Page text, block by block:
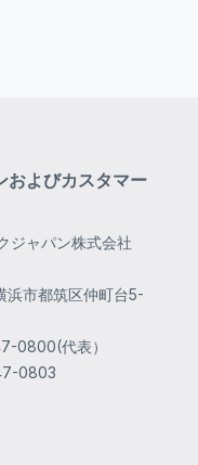
およびカスタマー
ジャパン株式会社
浜市都筑区仲町台5-
0800(代表）
0803